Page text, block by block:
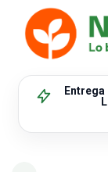
Entrega